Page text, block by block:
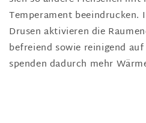
Temperament
Drusen aktivieren die
befreiend sowie reinigend
spenden dadurch mehr